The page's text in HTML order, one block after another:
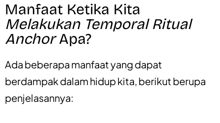
Manfaat Ketika Kita
Melakukan Temporal Ritual
AnchorApa?
Ada beberapa manfaat yang dapat
berdampak dalam hidup kita, berikut berupa
penjelasannya: